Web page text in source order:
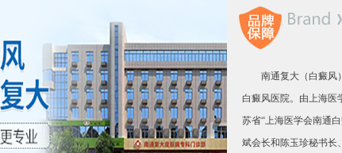
南通复大（白癜风
白癜风医院。由上海医
苏省“上海医学会南通
斌会长和陈玉珍秘书长